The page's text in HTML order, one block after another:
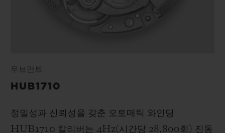
무브먼트
HUB1710
정밀성과 신뢰성을 갖춘 오토매틱 와인딩
HUB1710 칼리버는 4Hz(시간당 28,800회) 진동